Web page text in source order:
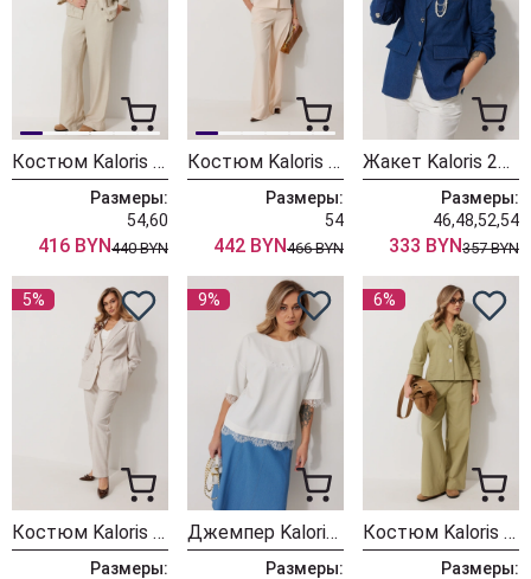
Костюм Kaloris 2286
Размеры:
54,60
416 BYN440 BYN
Костюм Kaloris 2285
Размеры:
54
442 BYN466 BYN
Жакет Kaloris 2282
Размеры:
46,48,52,54
333 BYN357 BYN
5%
Костюм Kaloris 2281
Размеры:
9%
Джемпер Kaloris 2280
Размеры:
6%
Костюм Kaloris 2279-1
Размеры: